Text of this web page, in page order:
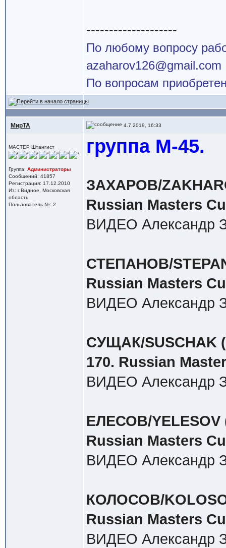
--------------------
По любому вопросу
azaharov126@gmail.com
По вопросам
МирТА 4.7.2019, 16:33
МАСТЕР Штангист
Группа: Администраторы
Сообщений: 41857
Регистрация: 17.12.2010
Из: г.Видное, Московская
область
Пользователь №: 2
группа М-45.
ЗАХАРОВ/
Russian Masters
ВИДЕО Александр
СТЕПАНОВ/
Russian Masters
ВИДЕО Александр
СУЩАК/SUSCHAK
170. Russian
ВИДЕО Александр
ЕЛЕСОВ/YELESOV
Russian Masters
ВИДЕО Александр
КОЛОСОВ/
Russian Masters
ВИДЕО Александр